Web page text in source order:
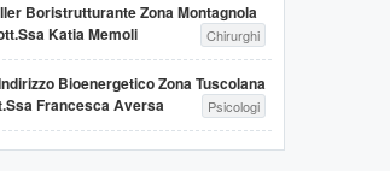
Boristrutturante Zona Montagnola
Katia Memoli
Chirurghi
Bioenergetico Zona Tuscolana
Francesca Aversa
Psicologi